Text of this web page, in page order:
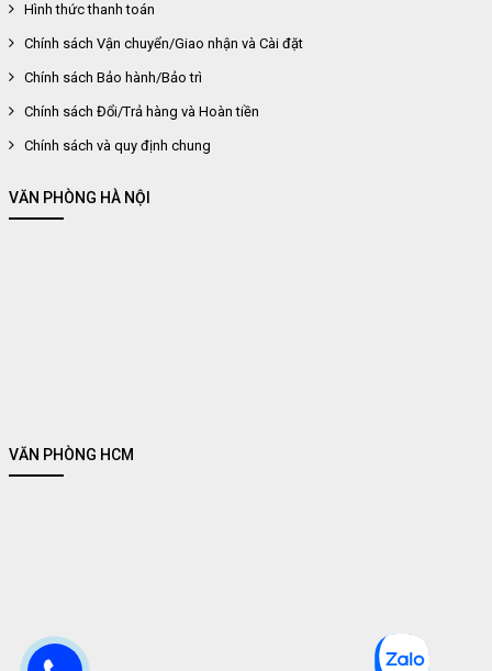
Hình thức thanh toán
Chính sách Vận chuyển/Giao nhận và Cài đặt
Chính sách Bảo hành/Bảo trì
Chính sách Đổi/Trả hàng và Hoàn tiền
Chính sách và quy định chung
VĂN PHÒNG HÀ NỘI
VĂN PHÒNG HCM